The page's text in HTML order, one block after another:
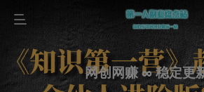
网创网赚 ∞ 稳定更